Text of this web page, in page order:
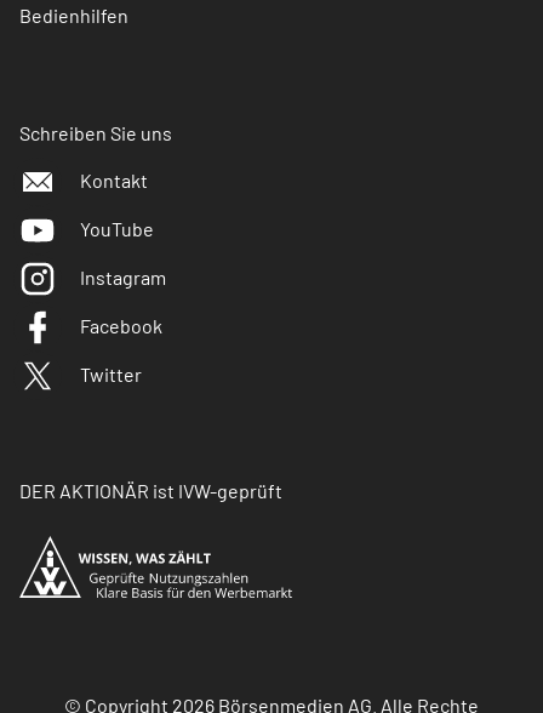
Bedienhilfen
Schreiben Sie uns
Kontakt
YouTube
Instagram
Facebook
Twitter
DER AKTIONÄR ist IVW-geprüft
© Copyright 2026 Börsenmedien AG. Alle Rechte